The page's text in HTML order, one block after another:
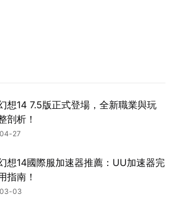
想14 7.5版正式登場，全新職業與玩
剖析！
27
想14國際服加速器推薦：UU加速器完
指南！
03